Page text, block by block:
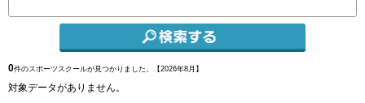
0件のスポーツスクールが見つかりました。【2026年8月】
対象データがありません。